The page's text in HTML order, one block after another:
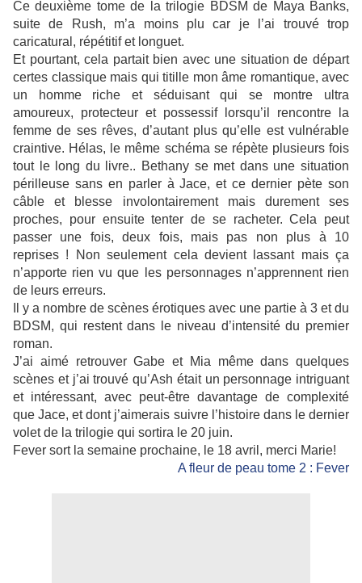
Ce deuxième tome de la trilogie BDSM de Maya Banks,
suite de Rush, m’a moins plu car je l’ai trouvé trop
caricatural, répétitif et longuet.
Et pourtant, cela partait bien avec une situation de départ
certes classique mais qui titille mon âme romantique, avec
un homme riche et séduisant qui se montre ultra
amoureux, protecteur et possessif lorsqu’il rencontre la
femme de ses rêves, d’autant plus qu’elle est vulnérable
craintive. Hélas, le même schéma se répète plusieurs fois
tout le long du livre.. Bethany se met dans une situation
périlleuse sans en parler à Jace, et ce dernier pète son
câble et blesse involontairement mais durement ses
proches, pour ensuite tenter de se racheter. Cela peut
passer une fois, deux fois, mais pas non plus à 10
reprises ! Non seulement cela devient lassant mais ça
n’apporte rien vu que les personnages n’apprennent rien
de leurs erreurs.
Il y a nombre de scènes érotiques avec une partie à 3 et du
BDSM, qui restent dans le niveau d’intensité du premier
roman.
J’ai aimé retrouver Gabe et Mia même dans quelques
scènes et j’ai trouvé qu’Ash était un personnage intriguant
et intéressant, avec peut-être davantage de complexité
que Jace, et dont j’aimerais suivre l’histoire dans le dernier
volet de la trilogie qui sortira le 20 juin.
Fever sort la semaine prochaine, le 18 avril, merci Marie!
A fleur de peau tome 2 : Fever